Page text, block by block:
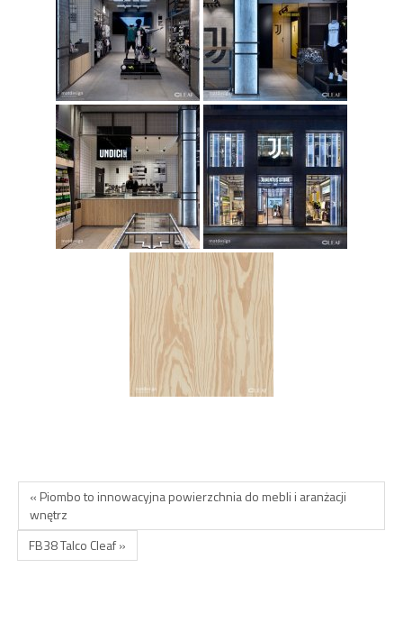
« Piombo to innowacyjna powierzchnia do mebli i aranżacji
wnętrz
FB38 Talco Cleaf »